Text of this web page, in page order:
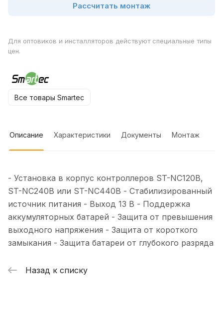
Рассчитать монтаж
Для оптовиков и инсталляторов действуют специальные типы
цен.
Все товары Smartec
Описание Характеристики Документы Монтаж
- Установка в корпус контроллеров ST-NC120B,
ST-NC240B или ST-NC440B - Стабилизированный
источник питания - Выход 13 В - Поддержка
аккумуляторных батарей - Защита от превышения
выходного напряжения - Защита от короткого
замыкания - Защита батареи от глубокого разряда
Назад к списку